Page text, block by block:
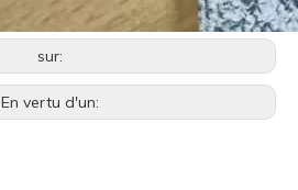
sur:
En vertu d'un: